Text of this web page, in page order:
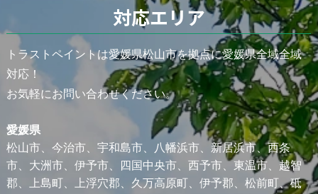
対応エリア
トラストペイントは愛媛県松山市を拠点に愛媛県全域全域
対応！
お気軽にお問い合わせください。
愛媛県
松山市、今治市、宇和島市、八幡浜市、新居浜市、西条
市、大洲市、伊予市、四国中央市、西予市、東温市、越智
郡、上島町、上浮穴郡、久万高原町、伊予郡、松前町、砥